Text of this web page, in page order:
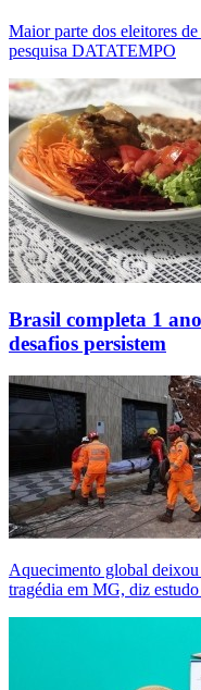
Maior parte dos eleitores
pesquisa DATATEMPO
Brasil completa 1
desafios persistem
Aquecimento global
tragédia em MG, diz